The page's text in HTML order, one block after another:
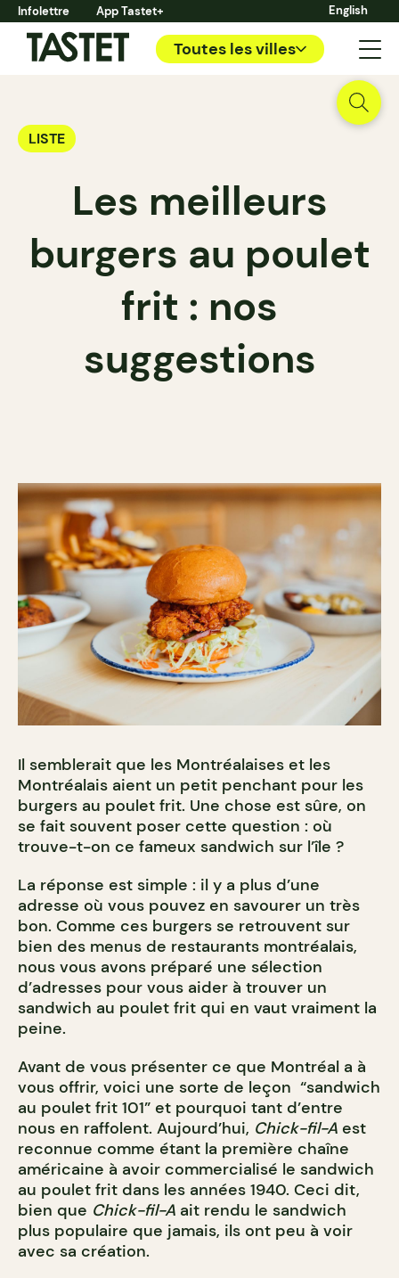
Infolettre App Tastet+ English
Toutes les villes
LISTE
Les meilleurs
burgers au poulet
frit : nos
suggestions
Il semblerait que les Montréalaises et les
Montréalais aient un petit penchant pour les
burgers au poulet frit. Une chose est sûre, on
se fait souvent poser cette question : où
trouve-t-on ce fameux sandwich sur l’île ?
La réponse est simple : il y a plus d’une
adresse où vous pouvez en savourer un très
bon. Comme ces burgers se retrouvent sur
bien des menus de restaurants montréalais,
nous vous avons préparé une sélection
d’adresses pour vous aider à trouver un
sandwich au poulet frit qui en vaut vraiment la
peine.
Avant de vous présenter ce que Montréal a à
vous offrir, voici une sorte de leçon “sandwich
au poulet frit 101” et pourquoi tant d’entre
nous en raffolent. Aujourd’hui, Chick-fil-A est
reconnue comme étant la première chaîne
américaine à avoir commercialisé le sandwich
au poulet frit dans les années 1940. Ceci dit,
bien que Chick-fil-A ait rendu le sandwich
plus populaire que jamais, ils ont peu à voir
avec sa création.